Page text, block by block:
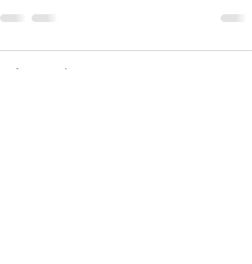
1 comentario